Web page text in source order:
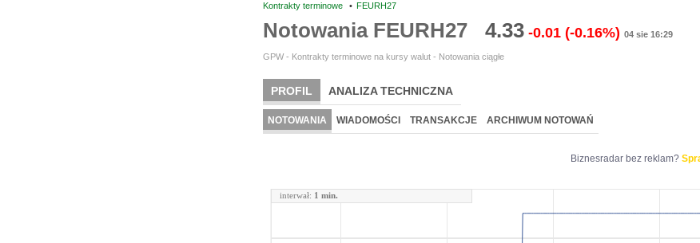
Kontrakty terminowe • FEURH27
Notowania FEURH27 4.33 -0.01 (-0.16%) 04 sie 16:29
GPW - Kontrakty terminowe na kursy walut - Notowania ciągłe
PROFIL ANALIZA TECHNICZNA
NOTOWANIA WIADOMOŚCI TRANSAKCJE ARCHIWUM NOTOWAŃ
Biznesradar bez reklam?
interwał: 1 min.